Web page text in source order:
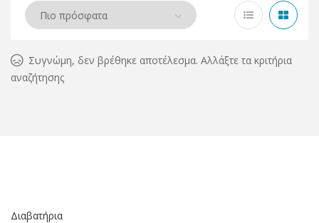
Συγνώμη, δεν βρέθηκε αποτέλεσμα. Αλλάξτε τα κριτήρια
αναζήτησης
Διαβατήρια